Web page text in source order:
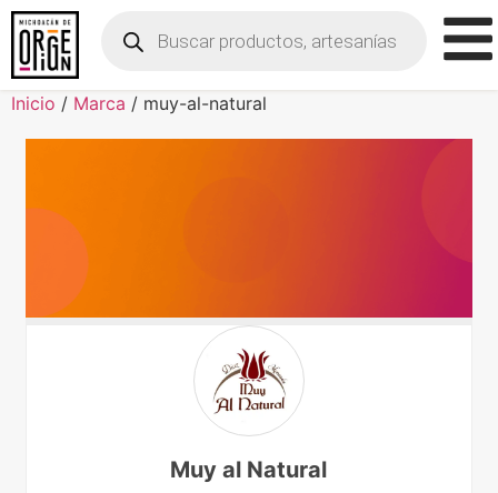
Inicio / Marca / muy-al-natural
Muy al Natural